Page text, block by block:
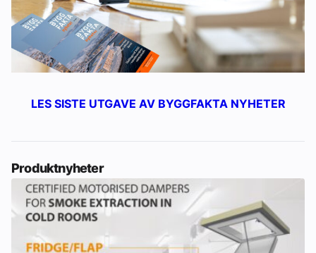
LES SISTE UTGAVE AV BYGGFAKTA NYHETER
Produktnyheter